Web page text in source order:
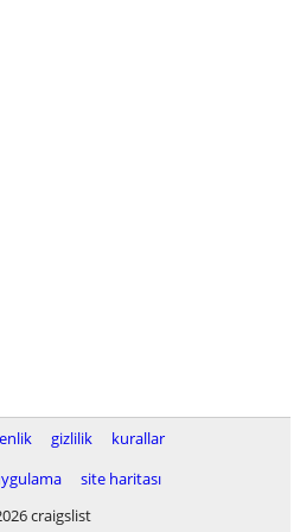
gizlilik
kurallar
site haritası
craigslist